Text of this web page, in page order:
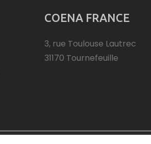
COENA FRANCE
3, rue Toulouse Lautrec
31170 Tournefeuille